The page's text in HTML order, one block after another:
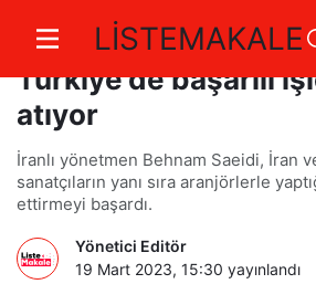
LİSTEMAKALE
Ünlü Yönetmen
Türkiye'de başarılı
atıyor
İranlı yönetmen Behnam Saeidi, İran
sanatçıların yanı sıra aranjörlerle
ettirmeyi başardı.
Yönetici Editör
19 Mart 2023, 15:30 yayınlandı